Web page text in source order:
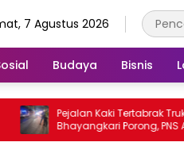
7 Agustus 2026
Budaya Bisnis
Pejalan Kaki Tertabrak Truk di Depan
Bhayangkari Porong, PNS Asal
Alami Luka Serius